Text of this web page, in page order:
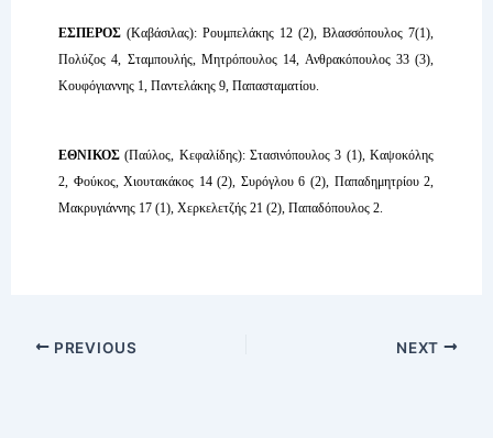
ΕΣΠΕΡΟΣ (Καβάσιλας): Ρουμπελάκης 12 (2), Βλασσόπουλος 7(1),
Πολύζος 4, Σταμπουλής, Μητρόπουλος 14, Ανθρακόπουλος 33 (3),
Κουφόγιαννης 1, Παντελάκης 9, Παπασταματίου.
ΕΘΝΙΚΟΣ(Παύλος, Κεφαλίδης): Στασινόπουλος 3 (1), Καψοκόλης
2, Φούκος, Χιουτακάκος 14 (2), Συρόγλου 6 (2), Παπαδημητρίου 2,
Μακρυγιάννης 17 (1), Χερκελετζής 21 (2), Παπαδόπουλος 2.
PREVIOUS NEXT